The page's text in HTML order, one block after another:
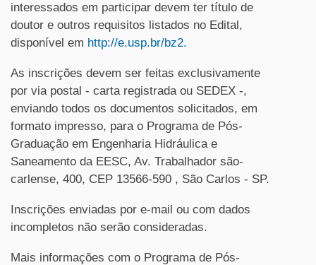
interessados em participar devem ter título de
doutor e outros requisitos listados no Edital,
disponível em http://e.usp.br/bz2.
As inscrições devem ser feitas exclusivamente
por via postal - carta registrada ou SEDEX -,
enviando todos os documentos solicitados, em
formato impresso, para o Programa de Pós-
Graduação em Engenharia Hidráulica e
Saneamento da EESC, Av. Trabalhador são-
carlense, 400, CEP 13566-590 , São Carlos - SP.
Inscrições enviadas por e-mail ou com dados
incompletos não serão consideradas.
Mais informações com o Programa de Pós-